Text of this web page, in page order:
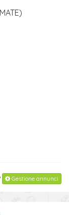
Gestione annunci